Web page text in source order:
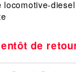
locomotive-diesel
de